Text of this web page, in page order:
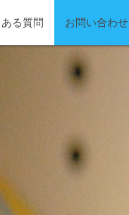
る質問 お問い合わせ